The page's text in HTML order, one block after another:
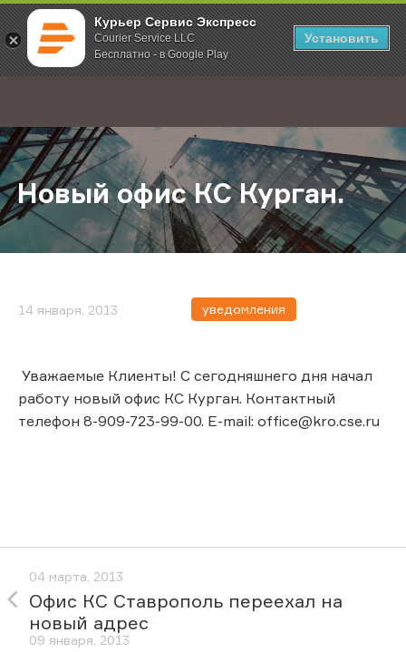
Курьер Сервис Экспресс
Courier Service LLC
Бесплатно - в Google Play
Установить
; Главная О компании Новости Новый офис КС Курган.
Новый офис КС Курган.
14 января, 2013 уведомления
Уважаемые Клиенты! С сегодняшнего дня начал
работу новый офис КС Курган. Контактный
телефон 8-909-723-99-00. E-mail: office@kro.cse.ru
04 марта, 2013
Офис КС Ставрополь переехал на
новый адрес
09 января, 2013